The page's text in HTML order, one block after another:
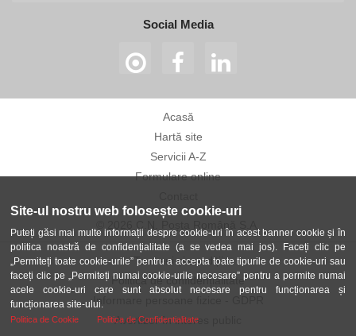
Site-ul nostru web folosește cookie-uri
Puteți găsi mai multe informații despre cookie-uri în acest banner cookie și în
politica noastră de confidențialitate (a se vedea mai jos). Faceți clic pe
„Permiteți toate cookie-urile” pentru a accepta toate tipurile de cookie-uri sau
faceți clic pe „Permiteți numai cookie-urile necesare” pentru a permite numai
acele cookie-uri care sunt absolut necesare pentru funcționarea și
funcționarea site-ului.
Politica de Cookie Politica de Confidentialitate
Social Media
Acasă
Hartă site
Servicii A-Z
Formulare online
Termeni și condiții
Politica de confidențialitate
Informare persoane fizice - GDPR
Avertizor în interes public